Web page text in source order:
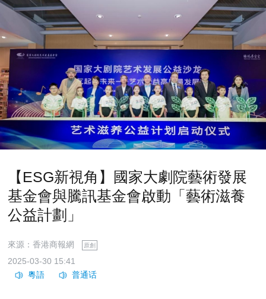
【ESG新視角】國家大劇院藝術發展
基金會與騰訊基金會啟動「藝術滋養
公益計劃」
來源：香港商報網 原創
2025-03-30 15:41